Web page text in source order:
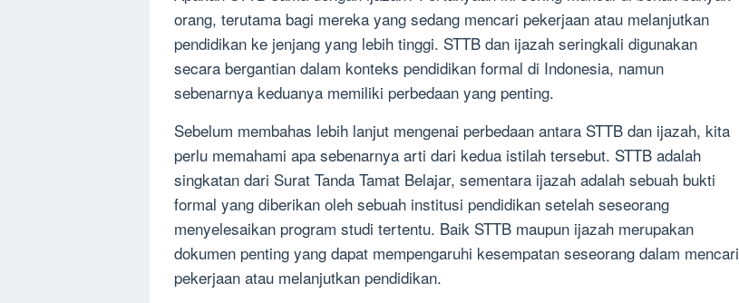
orang, terutama bagi mereka yang sedang mencari pekerjaan atau melanjutkan
pendidikan ke jenjang yang lebih tinggi. STTB dan ijazah seringkali digunakan
secara bergantian dalam konteks pendidikan formal di Indonesia, namun
sebenarnya keduanya memiliki perbedaan yang penting.
Sebelum membahas lebih lanjut mengenai perbedaan antara STTB dan ijazah, kita
perlu memahami apa sebenarnya arti dari kedua istilah tersebut. STTB adalah
singkatan dari Surat Tanda Tamat Belajar, sementara ijazah adalah sebuah bukti
formal yang diberikan oleh sebuah institusi pendidikan setelah seseorang
menyelesaikan program studi tertentu. Baik STTB maupun ijazah merupakan
dokumen penting yang dapat mempengaruhi kesempatan seseorang dalam mencari
pekerjaan atau melanjutkan pendidikan.